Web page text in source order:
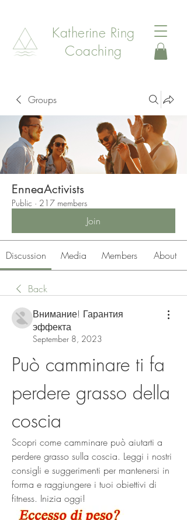
Katherine Ring
Coaching
Groups
EnneaActivists
Public · 217 members
Join
Discussion Media Members About
Back
Внимание! Гарантия
эффекта
September 8, 2023
Può camminare ti fa
perdere grasso della
coscia
Scopri come camminare può aiutarti a
perdere grasso sulla coscia. Leggi i nostri
consigli e suggerimenti per mantenersi in
forma e raggiungere i tuoi obiettivi di
fitness. Inizia oggi!